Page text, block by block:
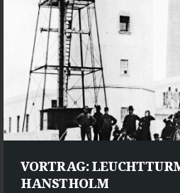
VORTRAG:
HANSTHOLM